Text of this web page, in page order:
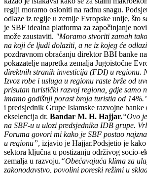
regiji moramo osloniti na radnu snagu.
odlaze iz regije u zemlje Evropske unije, što
je SBF idealna platforma za započinjanje
može zaustaviti. "Moramo stvoriti zamah
na koji će ljudi dolaziti, a ne iz kojeg će
pozdravnom obraćanju direktor BBI banke
pokazatelje napretka zemalja Jugoistočne
direktnih stranih investicija (FDI) u regionu.
Izvoz robe i usluga u regionu raste brže od
prisutan turistički razvoj regiona, gdje samo
imamo godišnji porast broja turistia od
i predsjednik Grupe Islamske razvojne
ekselencija dr. Bandar M. H. Hajjar.“Ovo
na SBF-u u ulozi predsjednika IDB grupe.
Foruma govori mi kako je SBF postao
u regionu”, izjavio je Hajjar.Podsjetio je
sektora ključna u postizanju održivog socio-
zemalja u razvoju.“Obećavajuća klima za
zakonodavstvo, povoljni poreski režimi u